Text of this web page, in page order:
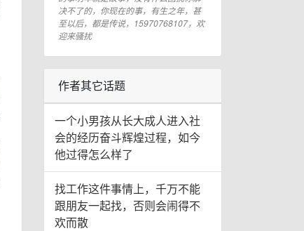
决不了的，你现在的事，有生之年，甚
至以后，都是传说，15970768107，欢
迎来骚扰
作者其它话题
一个小男孩从长大成人进入社
会的经历奋斗辉煌过程，如今
他过得怎么样了
找工作这件事情上，千万不能
跟朋友一起找，否则会闹得不
欢而散